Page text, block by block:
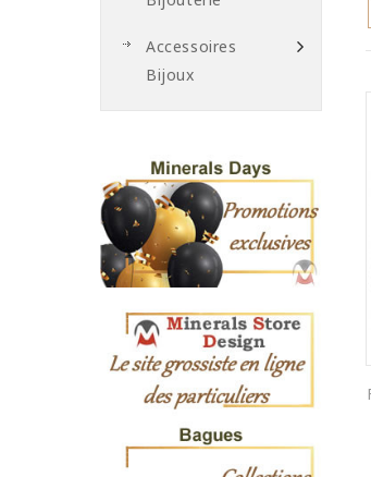
Accessoires
Bijoux